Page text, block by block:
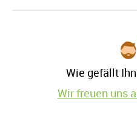
Wie gefällt
Wir freuen uns